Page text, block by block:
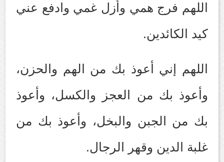
اللهم فرج همي وأزل غمي وادفع عني
كيد الكائدين.
اللهم إني أعوذ بك من الهم والحزن،
وأعوذ بك من العجز والكسل، وأعوذ
بك من الجبن والبخل، وأعوذ بك من
غلبة الدين وقهر الرجال.